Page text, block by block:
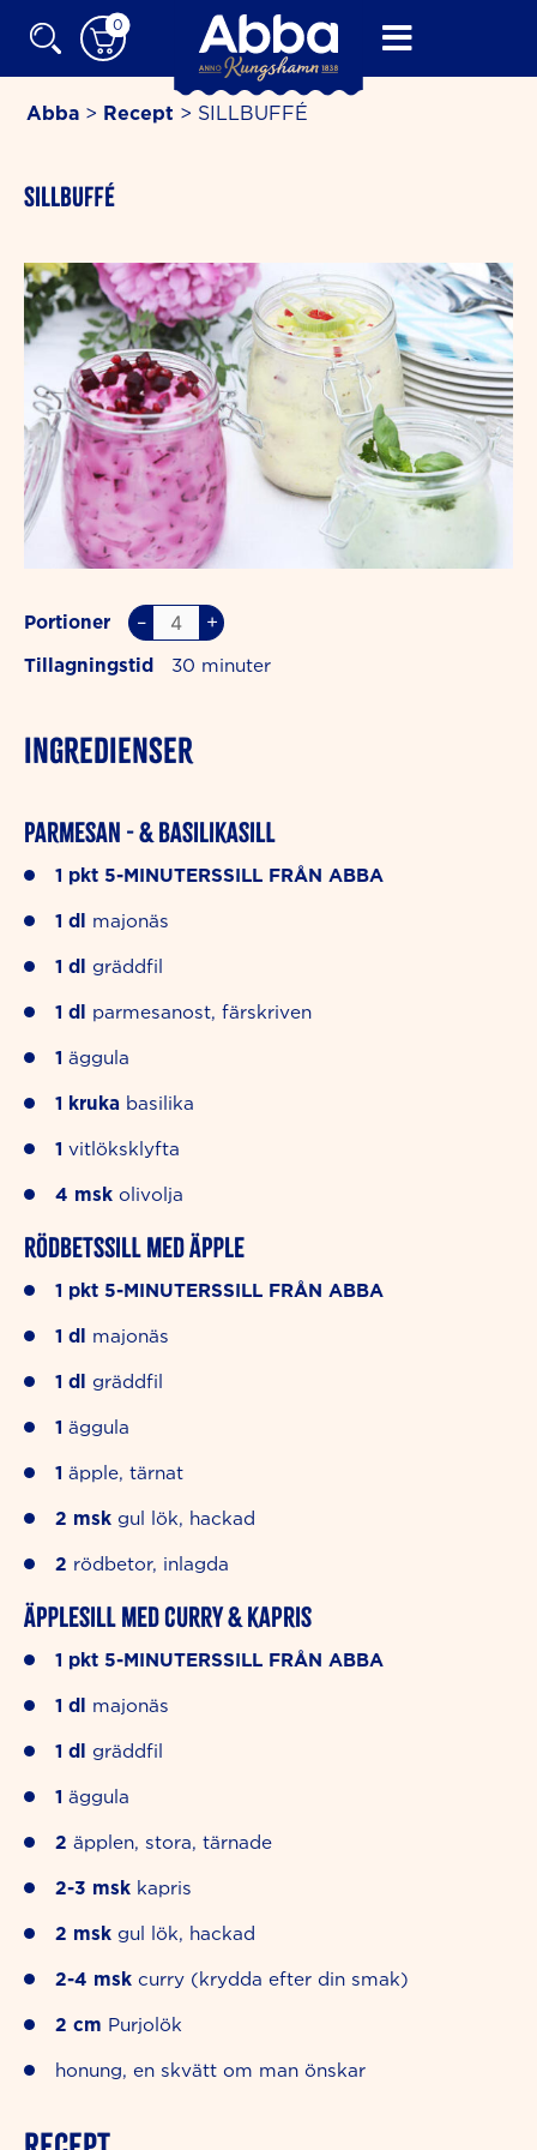
0
Abba > Recept > SILLBUFFÉ
SILLBUFFÉ
Portioner – +
Tillagningstid 30
INGREDIENSER
Parmesan - & basilikasill
1 pkt 5-MINUTERSSILL FRÅN ABBA
1 dl majonäs
1 dl gräddfil
1 dl parmesanost, färskriven
1 äggula
1 kruka basilika
1 vitlöksklyfta
4 msk olivolja
Rödbetssill med äpple
1 pkt 5-MINUTERSSILL FRÅN ABBA
1 dl majonäs
1 dl gräddfil
1 äggula
1 äpple, tärnat
2 msk gul lök, hackad
2 rödbetor, inlagda
Äpplesill med curry & kapris
1 pkt 5-MINUTERSSILL FRÅN ABBA
1 dl majonäs
1 dl gräddfil
1 äggula
2 äpplen, stora, tärnade
2-3 msk kapris
2 msk gul lök, hackad
2-4 msk curry (krydda efter din smak)
2 cm Purjolök
honung, en skvätt om man önskar